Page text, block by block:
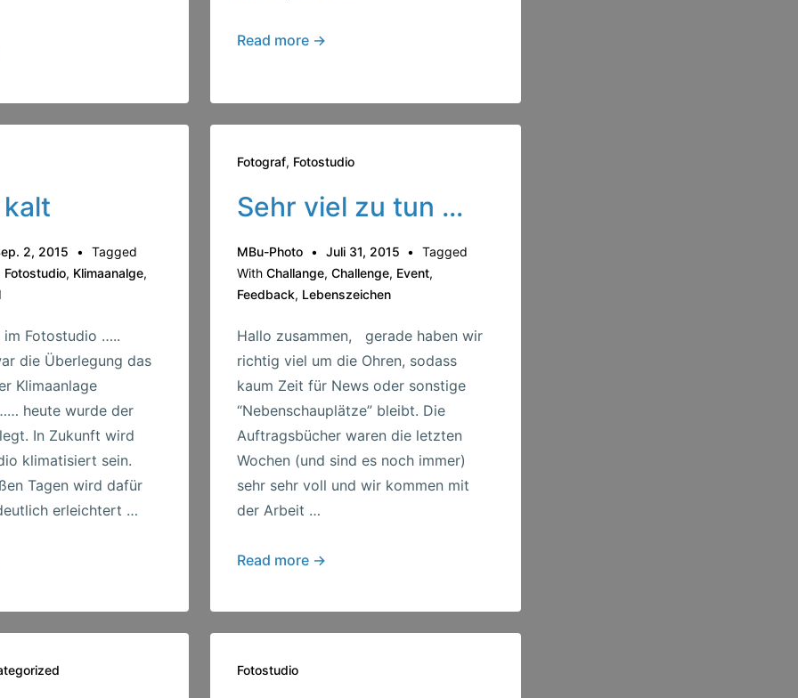
Corona
Read more →
2, 2015
Tagged
Fotostudio, Klimaanalge,
im Fotostudio …..
die Überlegung das
Klimaanlage
heute wurde der
In Zukunft wird
klimatisiert sein.
Tagen wird dafür
erleichtert …
Fotograf, Fotostudio
Sehr viel zu tun …
MBu-Photo Juli 31, 2015
Tagged
With Challange, Challenge, Event,
Feedback, Lebenszeichen
Hallo zusammen, gerade haben wir
richtig viel um die Ohren, sodass
kaum Zeit für News oder sonstige
“Nebenschauplätze” bleibt. Die
Auftragsbücher waren die letzten
Wochen (und sind es noch immer)
sehr sehr voll und wir kommen mit
der Arbeit …
Sehr
zu
tun
Read more →
Fotostudio